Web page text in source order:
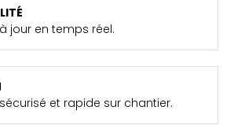
jour en temps réel.
et rapide sur chantier.